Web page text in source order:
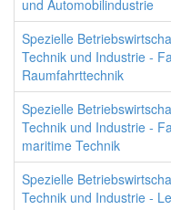
und Automobilindustrie
Spezielle
Technik und Industrie -
Raumfahrttechnik
Spezielle
Technik und Industrie -
maritime Technik
Spezielle
Technik und Industrie -